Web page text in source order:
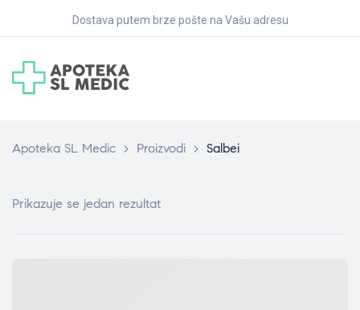
Dostava putem brze pošte na Vašu adresu
Apoteka SL Medic > Proizvodi > Salbei
Prikazuje se jedan rezultat